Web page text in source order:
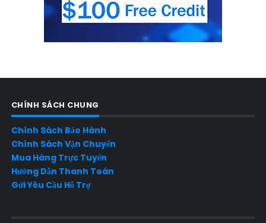
CHÍNH SÁCH CHUNG
Chính Sách Bảo Hành
Chính Sách Vận Chuyển
Mua Hàng Trực Tuyến
Hướng Dẫn Thanh Toán
Gửi Yêu Cầu Hỗ Trợ